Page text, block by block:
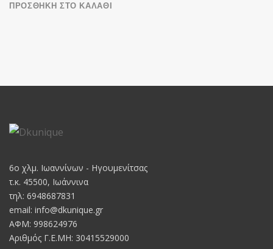
ΠΡΟΣΘΉΚΗ ΣΤΟ ΚΑΛΆΘΙ
6o χλμ. Ιωαννίνων - Ηγουμενίτσας
τ.κ. 45500, Ιωάννινα
τηλ: 6948687831
email: info@dkunique.gr
ΑΦΜ: 998624976
Αριθμός Γ.Ε.ΜΗ: 30415529000